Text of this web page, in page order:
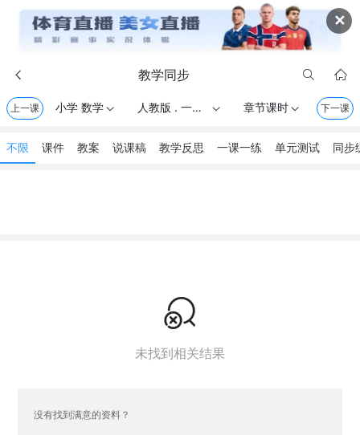
✕
 教学同步  
上一课 小学 数学 人教版 . 一年级上册  章节课时 下一课
不限 课件 教案 说课稿 教学反思 一课一练 单元测试 同步

未找到相关结果
没有找到满意的资料？